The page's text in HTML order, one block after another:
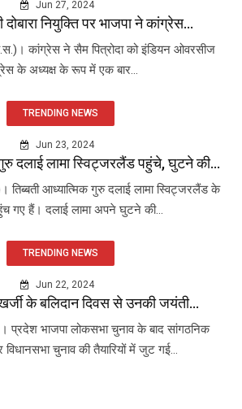
Jun 27, 2024
दोबारा नियुक्ति पर भाजपा ने कांग्रेस...
कांग्रेस ने सैम पित्रोदा को इंडियन ओवरसीज
के अध्यक्ष के रूप में एक बार...
TRENDING NEWS
Jun 23, 2024
दलाई लामा स्विट्जरलैंड पहुंचे, घुटने की...
तिब्बती आध्यात्मिक गुरु दलाई लामा स्विट्जरलैंड के
गए हैं। दलाई लामा अपने घुटने की...
TRENDING NEWS
Jun 22, 2024
के बलिदान दिवस से उनकी जयंती...
प्रदेश भाजपा लोकसभा चुनाव के बाद सांगठनिक
विधानसभा चुनाव की तैयारियों में जुट गई...